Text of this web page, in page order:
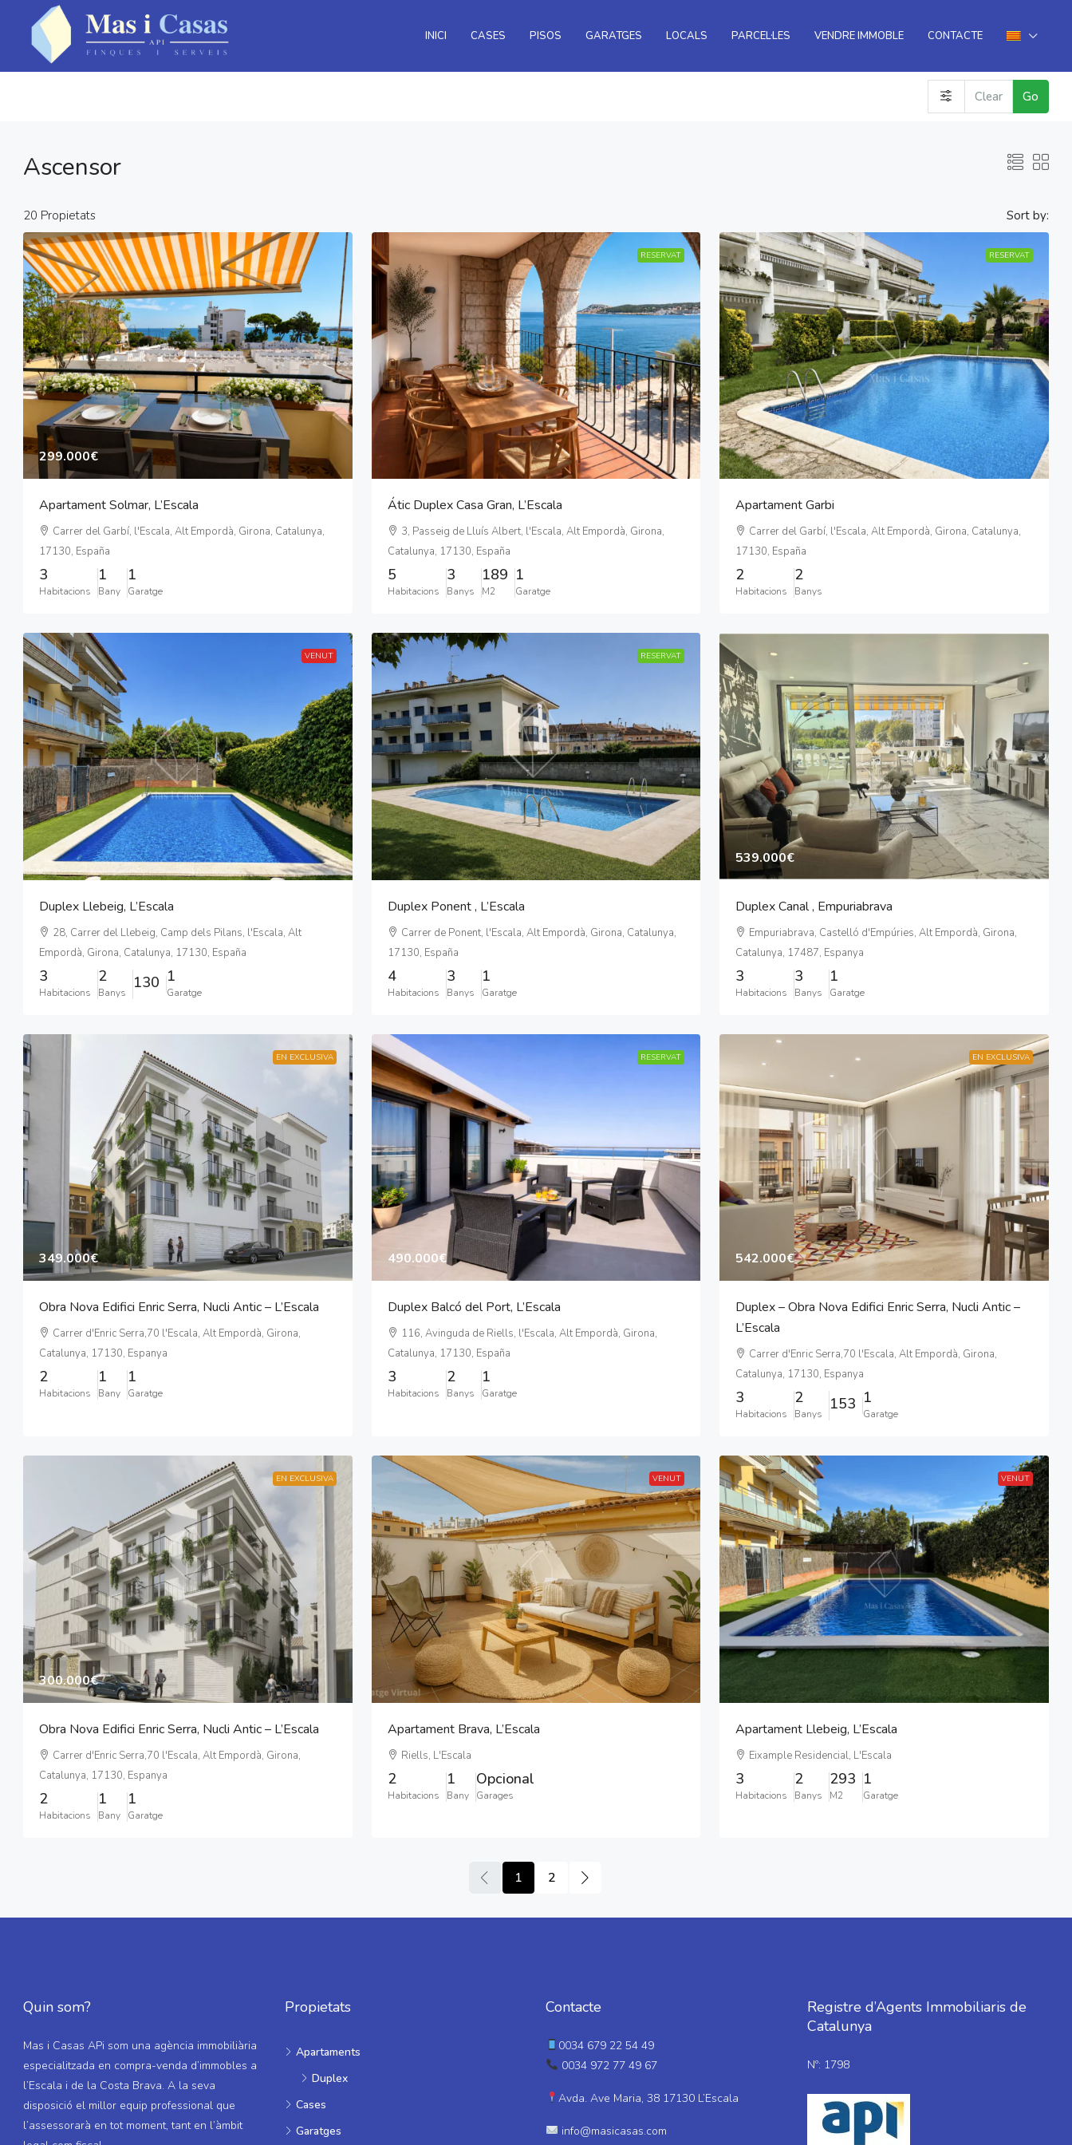
INICI CASES PISOS GARATGES LOCALS PARCEL·LES VENDRE IMMOBLE CONTACTE
Clear Go
Ascensor
20 Propietats Sort by:
299.000€
Apartament Solmar, L’Escala
Carrer del Garbí, l'Escala, Alt Empordà, Girona, Catalunya,
17130, España
3
Habitacions
1
Bany
1
Garatge
RESERVAT
Átic Duplex Casa Gran, L’Escala
3, Passeig de Lluís Albert, l'Escala, Alt Empordà, Girona,
Catalunya, 17130, España
5
Habitacions
3
Banys
189
M2
1
Garatge
RESERVAT
Apartament Garbi
Carrer del Garbí, l'Escala, Alt Empordà, Girona, Catalunya,
17130, España
2
Habitacions
2
Banys
VENUT
Duplex Llebeig, L’Escala
28, Carrer del Llebeig, Camp dels Pilans, l'Escala, Alt
Empordà, Girona, Catalunya, 17130, España
3
Habitacions
2
Banys
130 1
Garatge
RESERVAT
Duplex Ponent , L’Escala
Carrer de Ponent, l'Escala, Alt Empordà, Girona, Catalunya,
17130, España
4
Habitacions
3
Banys
1
Garatge
539.000€
Duplex Canal , Empuriabrava
Empuriabrava, Castelló d'Empúries, Alt Empordà, Girona,
Catalunya, 17487, Espanya
3
Habitacions
3
Banys
1
Garatge
EN EXCLUSIVA
349.000€
Obra Nova Edifici Enric Serra, Nucli Antic – L’Escala
Carrer d'Enric Serra,70 l'Escala, Alt Empordà, Girona,
Catalunya, 17130, Espanya
2
Habitacions
1
Bany
1
Garatge
RESERVAT
490.000€
Duplex Balcó del Port, L’Escala
116, Avinguda de Riells, l'Escala, Alt Empordà, Girona,
Catalunya, 17130, España
3
Habitacions
2
Banys
1
Garatge
EN EXCLUSIVA
542.000€
Duplex – Obra Nova Edifici Enric Serra, Nucli Antic –
L’Escala
Carrer d'Enric Serra,70 l'Escala, Alt Empordà, Girona,
Catalunya, 17130, Espanya
3
Habitacions
2
Banys
153 1
Garatge
EN EXCLUSIVA
300.000€
Obra Nova Edifici Enric Serra, Nucli Antic – L’Escala
Carrer d'Enric Serra,70 l'Escala, Alt Empordà, Girona,
Catalunya, 17130, Espanya
2
Habitacions
1
Bany
1
Garatge
VENUT
Apartament Brava, L’Escala
Riells, L'Escala
2
Habitacions
1
Bany
Opcional
Garages
VENUT
Apartament Llebeig, L’Escala
Eixample Residencial, L'Escala
3
Habitacions
2
Banys
293
M2
1
Garatge
1 2
Quin som?
Mas i Casas APi som una agència immobiliària
especialitzada en compra-venda d’immobles a
l’Escala i de la Costa Brava. A la seva
disposició el millor equip professional que
l’assessorarà en tot moment, tant en l’àmbit
Propietats
Apartaments
Duplex
Cases
Garatges
Contacte
0034 679 22 54 49
0034 972 77 49 67
Avda. Ave Maria, 38 17130 L’Escala
info@masicasas.com
Registre d’Agents Immobiliaris de
Catalunya
Nº: 1798